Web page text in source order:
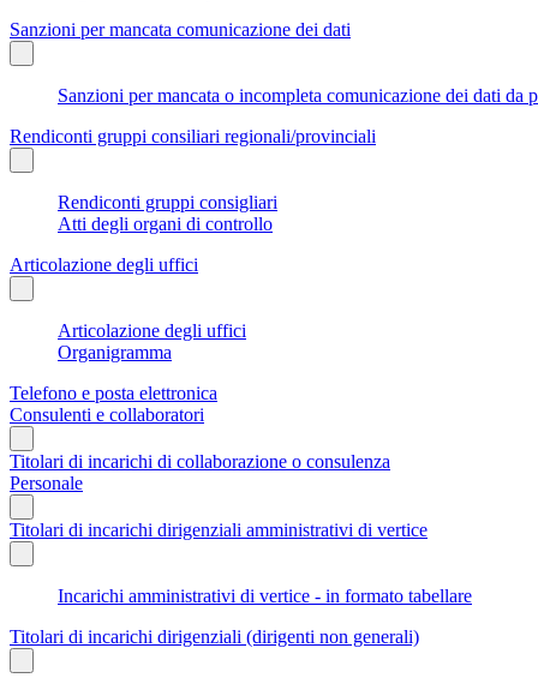
Sanzioni per mancata comunicazione dei dati
Sanzioni per mancata o incompleta comunicazione dei dati
Rendiconti gruppi consiliari regionali/provinciali
Rendiconti gruppi consigliari
Atti degli organi di controllo
Articolazione degli uffici
Articolazione degli uffici
Organigramma
Telefono e posta elettronica
Consulenti e collaboratori
Titolari di incarichi di collaborazione o consulenza
Personale
Titolari di incarichi dirigenziali amministrativi di vertice
Incarichi amministrativi di vertice - in formato tabellare
Titolari di incarichi dirigenziali (dirigenti non generali)